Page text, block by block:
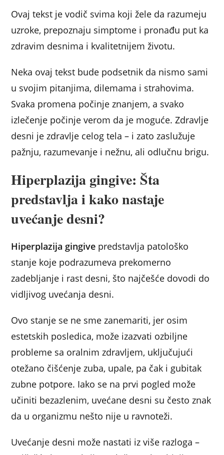
Ovaj tekst je vodič svima koji žele da razumeju
uzroke, prepoznaju simptome i pronađu put ka
zdravim desnima i kvalitetnijem životu.
Neka ovaj tekst bude podsetnik da nismo sami
u svojim pitanjima, dilemama i strahovima.
Svaka promena počinje znanjem, a svako
izlečenje počinje verom da je moguće. Zdravlje
desni je zdravlje celog tela – i zato zaslužuje
pažnju, razumevanje i nežnu, ali odlučnu brigu.
Hiperplazija gingive: Šta
predstavlja i kako nastaje
uvećanje desni?
Hiperplazija gingive predstavlja patološko
stanje koje podrazumeva prekomerno
zadebljanje i rast desni, što najčešće dovodi do
vidljivog uvećanja desni.
Ovo stanje se ne sme zanemariti, jer osim
estetskih posledica, može izazvati ozbiljne
probleme sa oralnim zdravljem, uključujući
otežano čišćenje zuba, upale, pa čak i gubitak
zubne potpore. Iako se na prvi pogled može
učiniti bezazlenim, uvećane desni su često znak
da u organizmu nešto nije u ravnoteži.
Uvećanje desni može nastati iz više razloga –